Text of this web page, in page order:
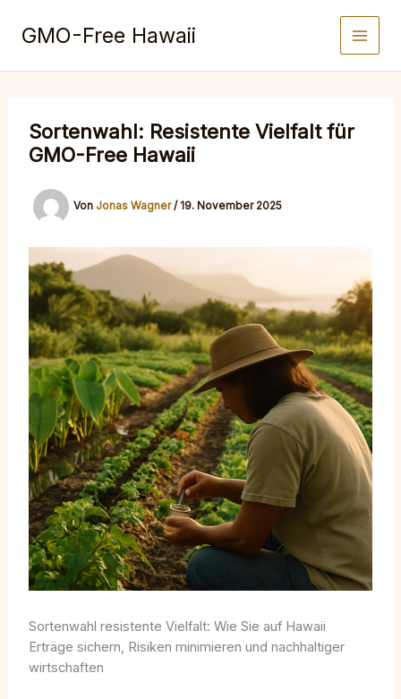
InhaltGMO-Free Hawaii
Sortenwahl: Resistente Vielfalt für
GMO-Free Hawaii
Von Jonas Wagner/ 19. November 2025
Sortenwahl resistente Vielfalt: Wie Sie auf Hawaii
Erträge sichern, Risiken minimieren und nachhaltiger
wirtschaften